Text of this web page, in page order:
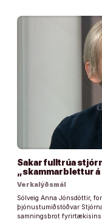
Sakar fulltrúa
„skammarblettur á
Verkalýðsmál
Sólveig Anna Jónsdóttir,
þjónustumiðstöðvar
samningsbrot